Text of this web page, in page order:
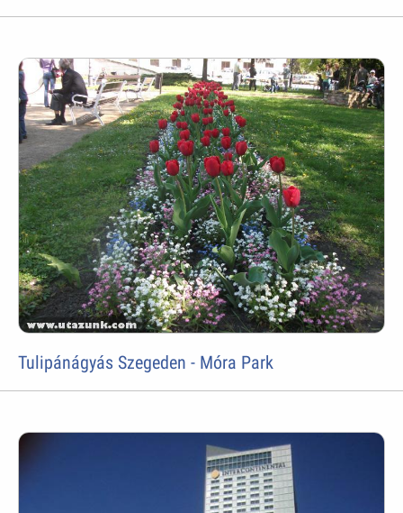
Tulipánágyás Szegeden - Móra Park